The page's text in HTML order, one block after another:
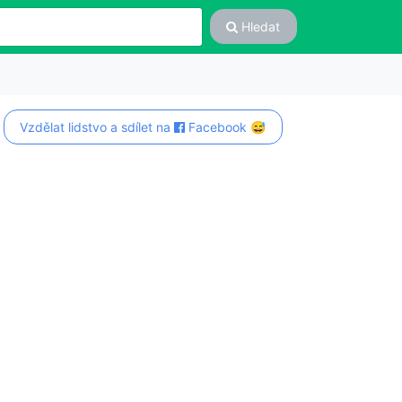
Hledat
Vzdělat lidstvo a sdílet na Facebook 😅